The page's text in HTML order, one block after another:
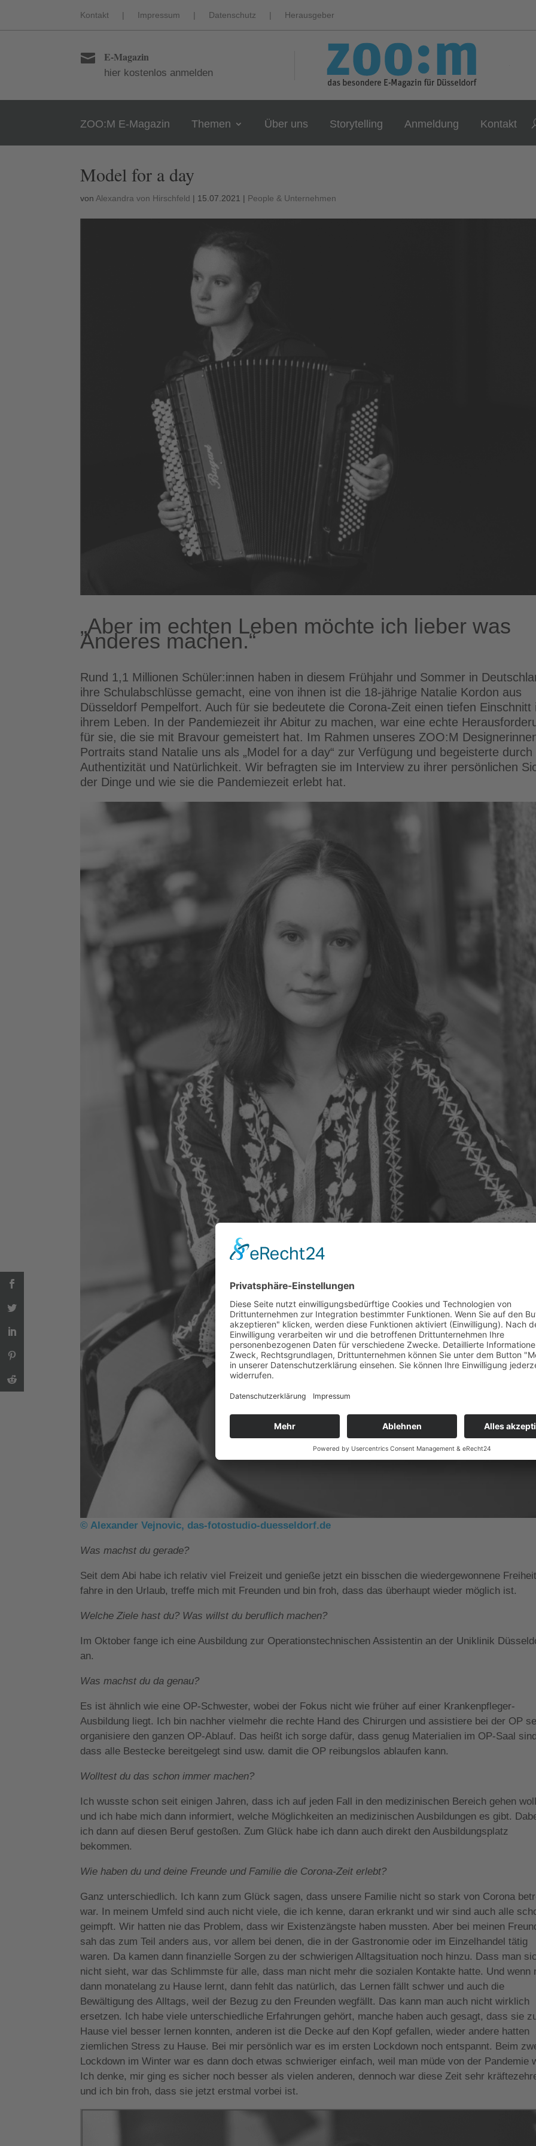
Kontakt | Impressum | Datenschutz | Herausgeber
 E-Magazin
hier kostenlos anmelden
ZOO:M E-Magazin Themen Über uns Storytelling Anmeldung Kontakt
Model for a day
von Alexandra von Hirschfeld | 15.07.2021 | People & Unternehmen
„Aber im echten Leben möchte ich lieber was
Anderes machen.“
Rund 1,1 Millionen Schüler:innen haben in diesem Frühjahr und Sommer in
ihre Schulabschlüsse gemacht, eine von ihnen ist die 18-jährige Natalie Kordon aus
Düsseldorf Pempelfort. Auch für sie bedeutete die Corona-Zeit einen tiefen Einschnitt
ihrem Leben. In der Pandemiezeit ihr Abitur zu machen, war eine echte
für sie, die sie mit Bravour gemeistert hat. Im Rahmen unseres ZOO:M
Portraits stand Natalie uns als „Model for a day“ zur Verfügung und begeisterte durch
Authentizität und Natürlichkeit. Wir befragten sie im Interview zu ihrer persönlichen
der Dinge und wie sie die Pandemiezeit erlebt hat.
© Alexander Vejnovic, das-fotostudio-duesseldorf.de
Was machst du gerade?
Seit dem Abi habe ich relativ viel Freizeit und genieße jetzt ein bisschen die wiedergewonnene
fahre in den Urlaub, treffe mich mit Freunden und bin froh, dass das überhaupt wieder möglich ist.
Welche Ziele hast du? Was willst du beruflich machen?
Im Oktober fange ich eine Ausbildung zur Operationstechnischen Assistentin an der Uniklinik
an.
Was machst du da genau?
Es ist ähnlich wie eine OP-Schwester, wobei der Fokus nicht wie früher auf einer Krankenpfleger-
Ausbildung liegt. Ich bin nachher vielmehr die rechte Hand des Chirurgen und assistiere bei der OP
organisiere den ganzen OP-Ablauf. Das heißt ich sorge dafür, dass genug Materialien im OP-Saal
dass alle Bestecke bereitgelegt sind usw. damit die OP reibungslos ablaufen kann.
Wolltest du das schon immer machen?
Ich wusste schon seit einigen Jahren, dass ich auf jeden Fall in den medizinischen Bereich gehen
und ich habe mich dann informiert, welche Möglichkeiten an medizinischen Ausbildungen es gibt.
ich dann auf diesen Beruf gestoßen. Zum Glück habe ich dann auch direkt den Ausbildungsplatz
bekommen.
Wie haben du und deine Freunde und Familie die Corona-Zeit erlebt?
Ganz unterschiedlich. Ich kann zum Glück sagen, dass unsere Familie nicht so stark von Corona
war. In meinem Umfeld sind auch nicht viele, die ich kenne, daran erkrankt und wir sind auch alle
geimpft. Wir hatten nie das Problem, dass wir Existenzängste haben mussten. Aber bei meinen
sah das zum Teil anders aus, vor allem bei denen, die in der Gastronomie oder im Einzelhandel tätig
waren. Da kamen dann finanzielle Sorgen zu der schwierigen Alltagsituation noch hinzu. Dass man
nicht sieht, war das Schlimmste für alle, dass man nicht mehr die sozialen Kontakte hatte. Und wenn
dann monatelang zu Hause lernt, dann fehlt das natürlich, das Lernen fällt schwer und auch die
Bewältigung des Alltags, weil der Bezug zu den Freunden wegfällt. Das kann man auch nicht wirklich
ersetzen. Ich habe viele unterschiedliche Erfahrungen gehört, manche haben auch gesagt, dass sie
Hause viel besser lernen konnten, anderen ist die Decke auf den Kopf gefallen, wieder andere hatten
ziemlichen Stress zu Hause. Bei mir persönlich war es im ersten Lockdown noch entspannt. Beim
Lockdown im Winter war es dann doch etwas schwieriger einfach, weil man müde von der Pandemie
Ich denke, mir ging es sicher noch besser als vielen anderen, dennoch war diese Zeit sehr
und ich bin froh, dass sie jetzt erstmal vorbei ist.